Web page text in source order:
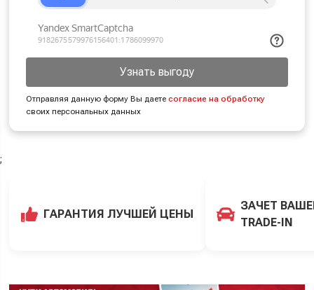
Узнать выгоду
Отправляя данную форму Вы даетесогласие на обработку
своих персональных данных
;
ГАРАНТИЯ ЛУЧШЕЙ ЦЕНЫ
ЗАЧЕТ
TRADE-IN